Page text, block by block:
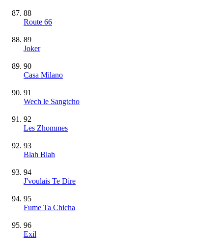
88
Route 66
89
Joker
90
Casa Milano
91
Wech le Sangtcho
92
Les Zhommes
93
Blah Blah
94
J'voulais Te Dire
95
Fume Ta Chicha
96
Exil